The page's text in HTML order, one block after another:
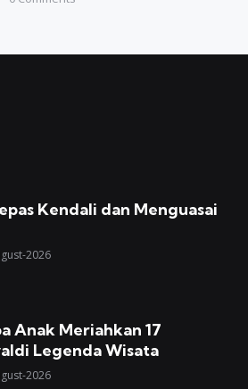
Kendali dan Menguasai
2026
Anak Meriahkan 17
Legenda Wisata
2026